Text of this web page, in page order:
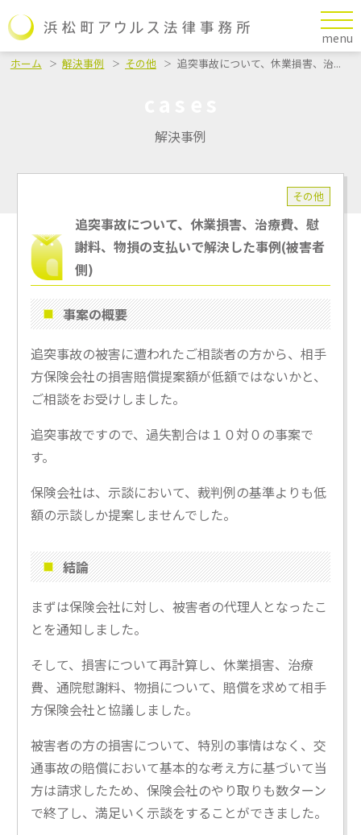
menu
ホーム 解決事例 その他 追突事故について、休業損害、治...
解決事例
その他
追突事故について、休業損害、治療費、慰
謝料、物損の支払いで解決した事例(被害者
側)
事案の概要
追突事故の被害に遭われたご相談者の方から、相手
方保険会社の損害賠償提案額が低額ではないかと、
ご相談をお受けしました。
追突事故ですので、過失割合は１０対０の事案で
す。
保険会社は、示談において、裁判例の基準よりも低
額の示談しか提案しませんでした。
結論
まずは保険会社に対し、被害者の代理人となったこ
とを通知しました。
そして、損害について再計算し、休業損害、治療
費、通院慰謝料、物損について、賠償を求めて相手
方保険会社と協議しました。
被害者の方の損害について、特別の事情はなく、交
通事故の賠償において基本的な考え方に基づいて当
方は請求したため、保険会社のやり取りも数ターン
で終了し、満足いく示談をすることができました。